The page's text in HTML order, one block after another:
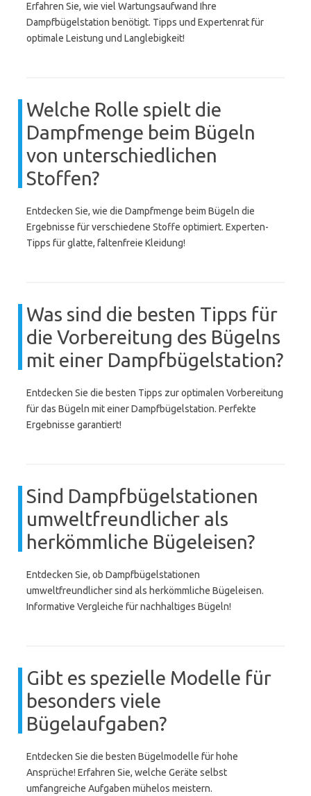
Erfahren Sie, wie viel Wartungsaufwand Ihre
Dampfbügelstation benötigt. Tipps und Expertenrat für
optimale Leistung und Langlebigkeit!
Welche Rolle spielt die
Dampfmenge beim Bügeln
von unterschiedlichen
Stoffen?
Entdecken Sie, wie die Dampfmenge beim Bügeln die
Ergebnisse für verschiedene Stoffe optimiert. Experten-
Tipps für glatte, faltenfreie Kleidung!
Was sind die besten Tipps für
die Vorbereitung des Bügelns
mit einer Dampfbügelstation?
Entdecken Sie die besten Tipps zur optimalen Vorbereitung
für das Bügeln mit einer Dampfbügelstation. Perfekte
Ergebnisse garantiert!
Sind Dampfbügelstationen
umweltfreundlicher als
herkömmliche Bügeleisen?
Entdecken Sie, ob Dampfbügelstationen
umweltfreundlicher sind als herkömmliche Bügeleisen.
Informative Vergleiche für nachhaltiges Bügeln!
Gibt es spezielle Modelle für
besonders viele
Bügelaufgaben?
Entdecken Sie die besten Bügelmodelle für hohe
Ansprüche! Erfahren Sie, welche Geräte selbst
umfangreiche Aufgaben mühelos meistern.